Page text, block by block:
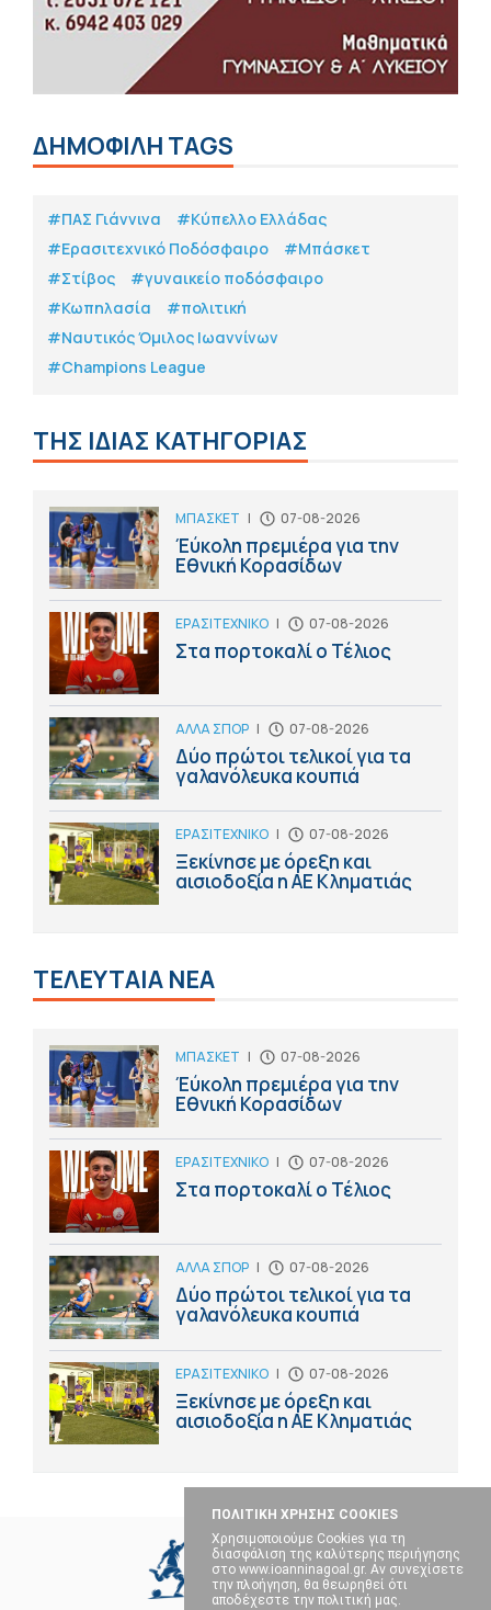
ΠΟΛΙΤΙΚΗ ΧΡΗΣΗΣ COOKIES
Χρησιμοποιούμε Cookies για τη
διασφάλιση της καλύτερης περιήγησης
στο www.ioanninagoal.gr. Αν συνεχίσετε
την πλοήγηση, θα θεωρηθεί ότι
αποδέχεστε την πολιτική μας.
ΔΗΜΟΦΙΛΗ TAGS
#ΠΑΣ Γιάννινα
#Κύπελλο Ελλάδας
#Eρασιτεχνικό Ποδόσφαιρο
#Μπάσκετ
#Στίβος
#γυναικείο ποδόσφαιρο
#Κωπηλασία
#πολιτική
#Ναυτικός Όμιλος Ιωαννίνων
#Champions League
ΤΗΣ ΙΔΙΑΣ ΚΑΤΗΓΟΡΙΑΣ
ΜΠΑΣΚΕΤ | 07-08-2026
Έύκολη πρεμιέρα για την
Εθνική Κορασίδων
ΕΡΑΣΙΤΕΧΝΙΚΟ | 07-08-2026
Στα πορτοκαλί ο Τέλιος
ΑΛΛΑ ΣΠΟΡ | 07-08-2026
Δύο πρώτοι τελικοί για τα
γαλανόλευκα κουπιά
ΕΡΑΣΙΤΕΧΝΙΚΟ | 07-08-2026
Ξεκίνησε με όρεξη και
αισιοδοξία η ΑΕ Κληματιάς
ΤΕΛΕΥΤΑΙΑ ΝΕΑ
ΜΠΑΣΚΕΤ | 07-08-2026
Έύκολη πρεμιέρα για την
Εθνική Κορασίδων
ΕΡΑΣΙΤΕΧΝΙΚΟ | 07-08-2026
Στα πορτοκαλί ο Τέλιος
ΑΛΛΑ ΣΠΟΡ | 07-08-2026
Δύο πρώτοι τελικοί για τα
γαλανόλευκα κουπιά
ΕΡΑΣΙΤΕΧΝΙΚΟ | 07-08-2026
Ξεκίνησε με όρεξη και
αισιοδοξία η ΑΕ Κληματιάς